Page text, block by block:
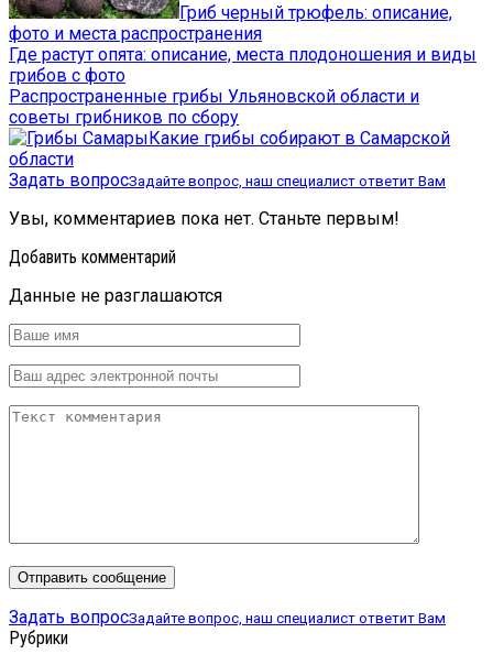
Гриб черный трюфель: описание,
фото и места распространения
Где растут опята: описание, места плодоношения и виды
грибов с фото
Распространенные грибы Ульяновской области и
советы грибников по сбору
Какие грибы собирают в Самарской
области
Задать вопросЗадайте вопрос, наш специалист ответит Вам
Увы, комментариев пока нет. Станьте первым!
Добавить комментарий
Данные не разглашаются
Задать вопросЗадайте вопрос, наш специалист ответит Вам
Рубрики